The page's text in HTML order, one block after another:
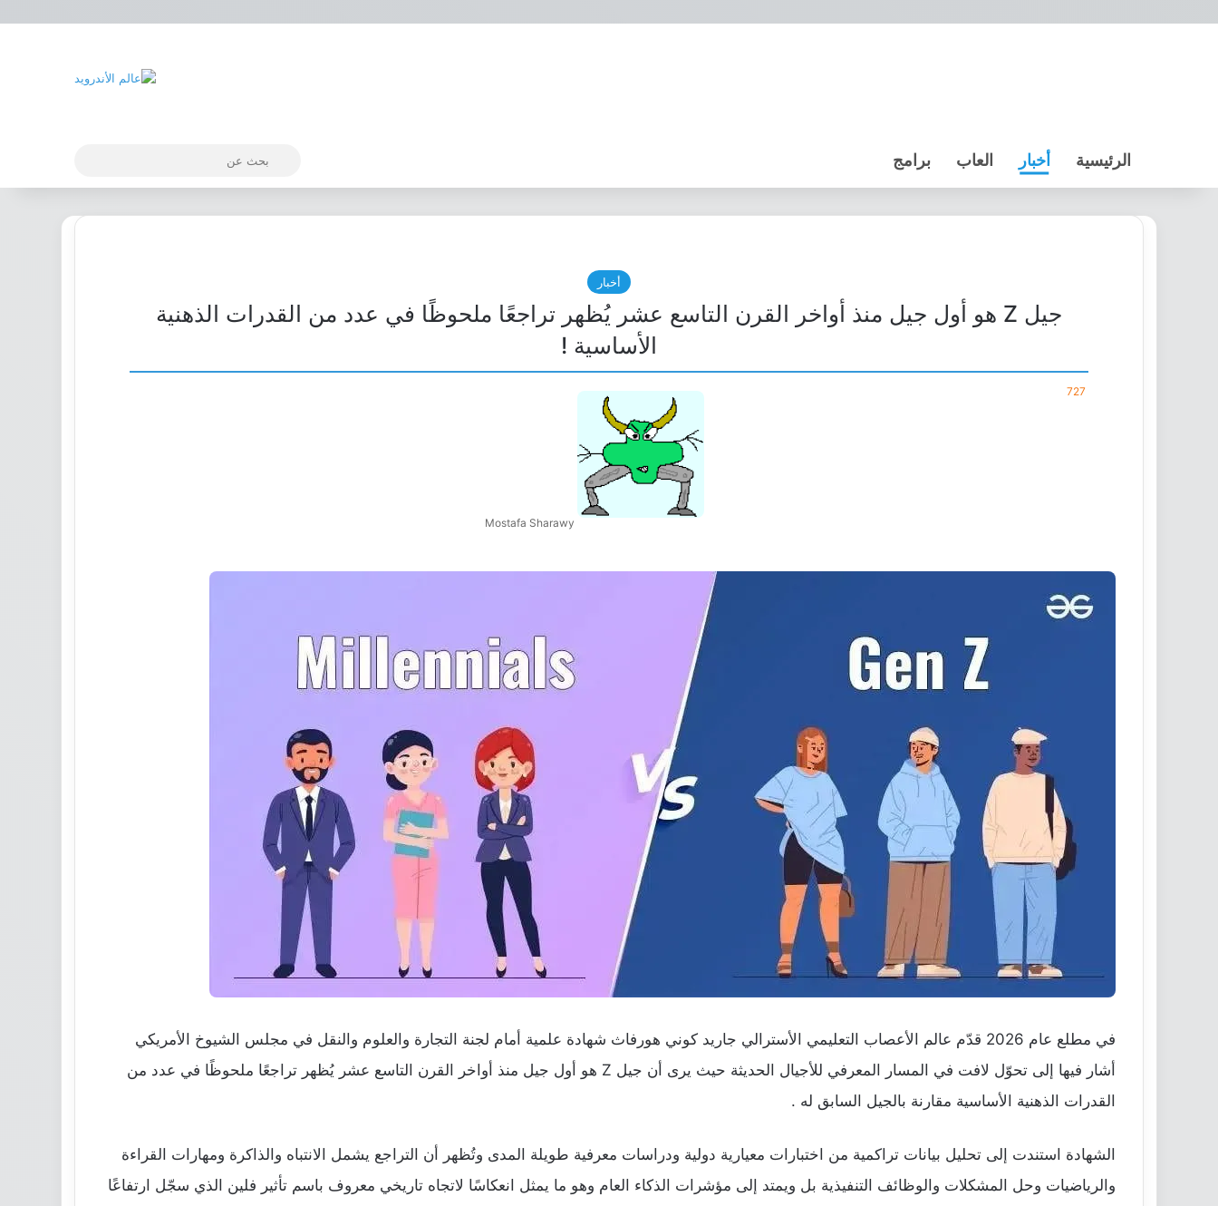
الرئيسية أخبار العاب برامج
بحث
عن
أخبار
جيل Z هو أول جيل منذ أواخر القرن التاسع عشر يُظهر تراجعًا ملحوظًا في عدد من القدرات الذهنية
الأساسية !
Mostafa Sharawy
727
في مطلع عام 2026 قدّم عالم الأعصاب التعليمي الأسترالي جاريد كوني هورفاث شهادة علمية أمام لجنة التجارة والعلوم والنقل في مجلس الشيوخ الأمريكي
أشار فيها إلى تحوّل لافت في المسار المعرفي للأجيال الحديثة حيث يرى أن جيل Z هو أول جيل منذ أواخر القرن التاسع عشر يُظهر تراجعًا ملحوظًا في عدد من
القدرات الذهنية الأساسية مقارنة بالجيل السابق له .
الشهادة استندت إلى تحليل بيانات تراكمية من اختبارات معيارية دولية ودراسات معرفية طويلة المدى وتُظهر أن التراجع يشمل الانتباه والذاكرة ومهارات القراءة
والرياضيات وحل المشكلات والوظائف التنفيذية بل ويمتد إلى مؤشرات الذكاء العام وهو ما يمثل انعكاسًا لاتجاه تاريخي معروف باسم تأثير فلين الذي سجّل ارتفاعًا